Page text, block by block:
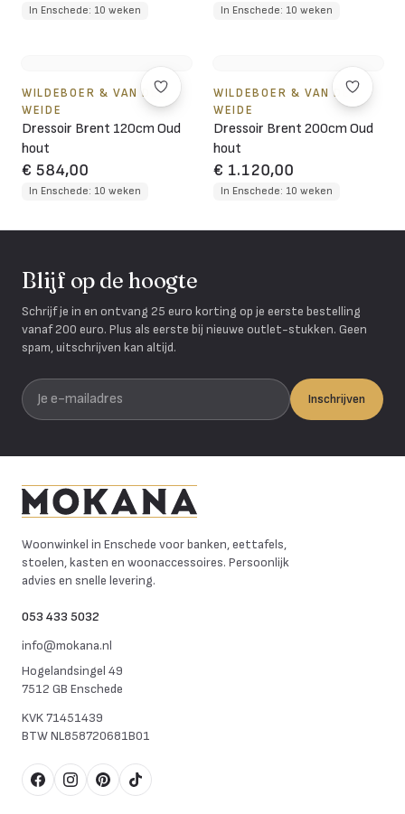
In Enschede: 10 weken In Enschede: 10 weken
WILDEBOER & VAN DER
WEIDE
Dressoir Brent 120cm Oud
hout
€ 584,00
In Enschede: 10 weken
WILDEBOER & VAN DER
WEIDE
Dressoir Brent 200cm Oud
hout
€ 1.120,00
In Enschede: 10 weken
Blijf op de hoogte
Schrijf je in en ontvang 25 euro korting op je eerste bestelling
vanaf 200 euro. Plus als eerste bij nieuwe outlet-stukken. Geen
spam, uitschrijven kan altijd.
Je e-mailadres
Inschrijven
Woonwinkel in Enschede voor banken, eettafels,
stoelen, kasten en woonaccessoires. Persoonlijk
advies en snelle levering.
053 433 5032
info@mokana.nl
Hogelandsingel 49
7512 GB Enschede
KVK71451439
BTWNL858720681B01
FacebookInstagram
Pinterest
TikTok